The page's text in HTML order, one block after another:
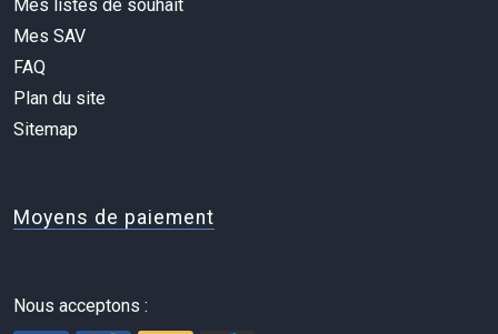
Mes listes de souhait
Mes SAV
FAQ
Plan du site
Sitemap
Moyens de paiement
Nous acceptons :